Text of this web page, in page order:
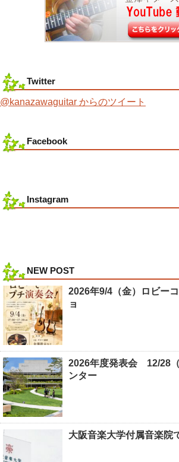
Twitter
@kanazawaguitar からのツイート
Facebook
Instagram
NEW POST
2026年9/4（金）ロビー
ョ
2026年度発表会 12/28
ンター
大阪音楽大学付属音楽院